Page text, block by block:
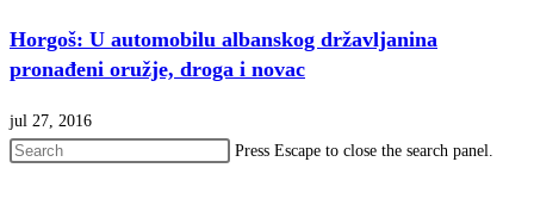
Horgoš: U automobilu albanskog državljanina
pronađeni oružje, droga i novac
jul 27, 2016
Press Escape to close the search panel.